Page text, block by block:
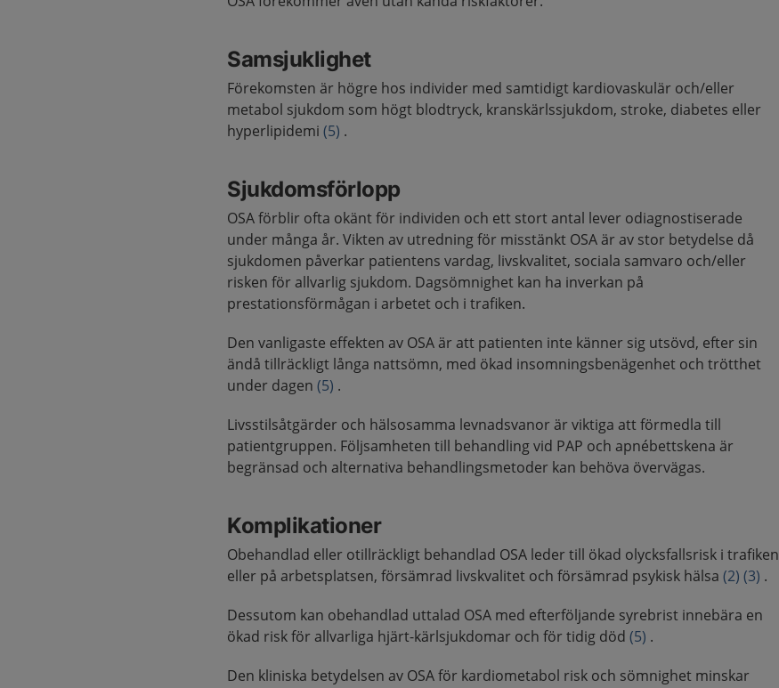
Samsjuklighet
Förekomsten är högre hos individer med samtidigt kardiovaskulär och/eller
metabol sjukdom som högt blodtryck, kranskärlssjukdom, stroke, diabetes eller
hyperlipidemi(5) .
Sjukdomsförlopp
OSA förblir ofta okänt för individen och ett stort antal lever odiagnostiserade
under många år. Vikten av utredning för misstänkt OSA är av stor betydelse då
sjukdomen påverkar patientens vardag, livskvalitet, sociala samvaro och/eller
risken för allvarlig sjukdom. Dagsömnighet kan ha inverkan på
prestationsförmågan i arbetet och i trafiken.
Den vanligaste effekten av OSA är att patienten inte känner sig utsövd, efter sin
ändå tillräckligt långa nattsömn, med ökad insomningsbenägenhet och trötthet
under dagen(5) .
Livsstilsåtgärder och hälsosamma levnadsvanor är viktiga att förmedla till
patientgruppen. Följsamheten till behandling vid PAP och apnébettskena är
begränsad och alternativa behandlingsmetoder kan behöva övervägas.
Komplikationer
Obehandlad eller otillräckligt behandlad OSA leder till ökad olycksfallsrisk i trafiken
eller på arbetsplatsen, försämrad livskvalitet och försämrad psykisk hälsa(2) (3) .
Dessutom kan obehandlad uttalad OSA med efterföljande syrebrist innebära en
ökad risk för allvarliga hjärt-kärlsjukdomar och för tidig död(5) .
Den kliniska betydelsen av OSA för kardiometabol risk och sömnighet minskar